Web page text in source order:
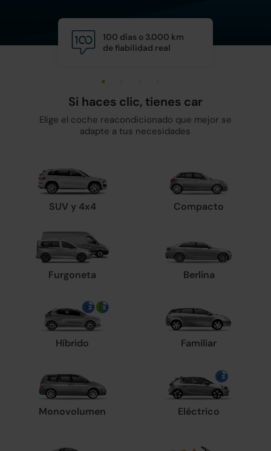
100 días o 3.000 km
de fiabilidad real
y
Si haces clic, tienes car
Elige el coche reacondicionado que mejor se
adapte a tus necesidades
SUV y 4x4 Compacto
Furgoneta Berlina
Híbrido Familiar
Monovolumen Eléctrico